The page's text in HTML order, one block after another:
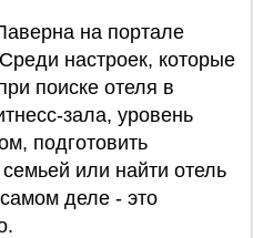
на портале
настроек, которые
поиске отеля в
зала, уровень
подготовить
или найти отель
деле - это